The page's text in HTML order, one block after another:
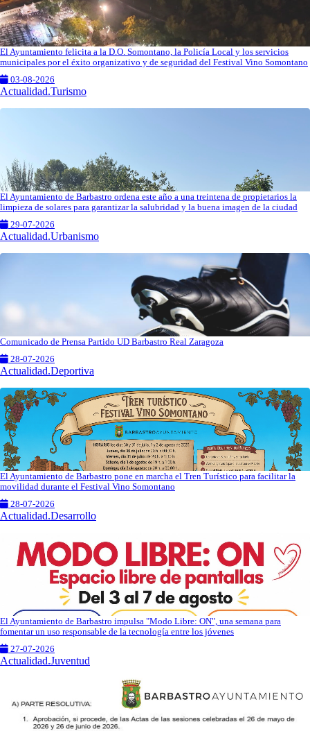
El Ayuntamiento felicita a la D.O. Somontano, la Policía Local y los servicios
municipales por el éxito organizativo y de seguridad del Festival Vino Somontano
03-08-2026
Actualidad.Turismo
El Ayuntamiento de Barbastro ordena este año a una treintena de propietarios la
limpieza de solares para garantizar la salubridad y la buena imagen de la ciudad
29-07-2026
Actualidad.Urbanismo
Comunicado de Prensa Partido UD Barbastro Real Zaragoza
28-07-2026
Actualidad.Deportiva
El Ayuntamiento de Barbastro pone en marcha el Tren Turístico para facilitar la
movilidad durante el Festival Vino Somontano
28-07-2026
Actualidad.Desarrollo
El Ayuntamiento de Barbastro impulsa "Modo Libre: ON", una semana para
fomentar un uso responsable de la tecnología entre los jóvenes
27-07-2026
Actualidad.Juventud